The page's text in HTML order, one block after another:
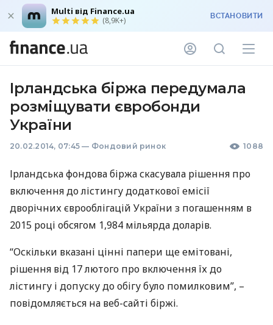
Multi від Finance.ua
(8,9K+) ВСТАНОВИТИ
Ірландська біржа передумала
розміщувати євробонди
України
20.02.2014, 07:45 — Фондовий ринок 1088
Ірландська фондова біржа скасувала рішення про
включення до лістингу додаткової емісії
дворічних єврооблігацій України з погашенням в
2015 році обсягом 1,984 мільярда доларів.
“Оскільки вказані цінні папери ще емітовані,
рішення від 17 лютого про включення їх до
лістингу і допуску до обігу було помилковим”, –
повідомляється на веб-сайті біржі.